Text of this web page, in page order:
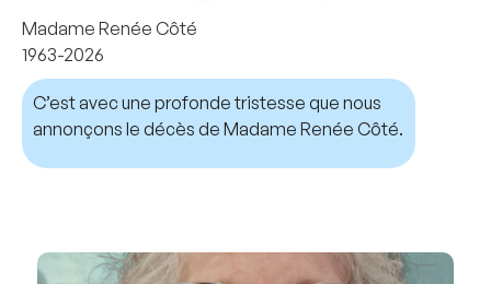
Madame Renée Côté
1963-2026
C’est avec une profonde tristesse que nous
annonçons le décès de Madame Renée Côté.